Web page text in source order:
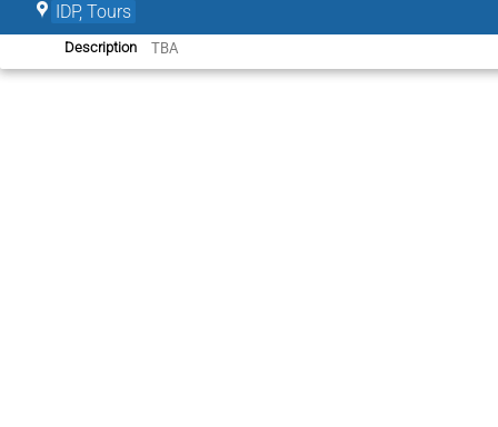
IDP, Tours
Description TBA